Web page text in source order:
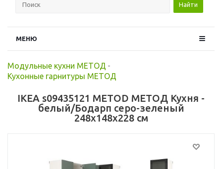
Найти
МЕНЮ
Модульные кухни МЕТОД -
Кухонные гарнитуры МЕТОД
IKEA s09435121 METOD МЕТОД Кухня -
белый/Бодарп серо-зеленый
248x148x228 см